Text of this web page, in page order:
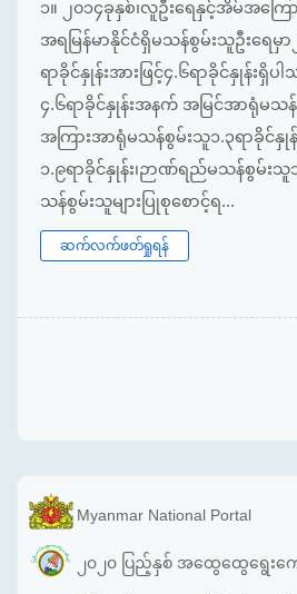
၁။ ၂၀၁၄ခုနှစ်၊လူဦးရေနှင့်အိမ်အကြော
အရမြန်မာနိုင်ငံရှိမသန်စွမ်းသူဦးရေမှာ၂.
ရာခိုင်နှုန်းအားဖြင့်၄.၆ရာခိုင်နှုန်းရှိ
၄.၆ရာခိုင်နှုန်းအနက် အမြင်အာရုံမသန်
အကြားအာရုံမသန်စွမ်းသူ၁.၃ရာခိုင်နှု
၁.၉ရာခိုင်နှုန်း၊ဉာဏ်ရည်မသန်စွမ်းသူ
သန်စွမ်းသူများပြုစုစောင့်ရ...
ဆက်လက်ဖတ်ရှုရန်
Myanmar National Portal
၂၀၂၀ ပြည့်နှစ် အထွေထွေရွေးက